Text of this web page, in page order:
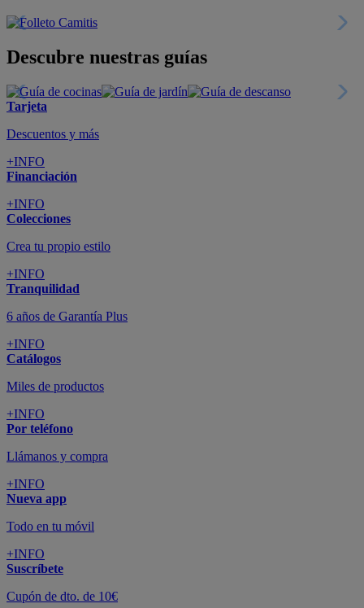
Descubre nuestras guías
Tarjeta
Descuentos y más
+INFO
Financiación
+INFO
Colecciones
Crea tu propio estilo
+INFO
Tranquilidad
6 años de Garantía Plus
+INFO
Catálogos
Miles de productos
+INFO
Por teléfono
Llámanos y compra
+INFO
Nueva app
Todo en tu móvil
+INFO
Suscríbete
Cupón de dto. de 10€